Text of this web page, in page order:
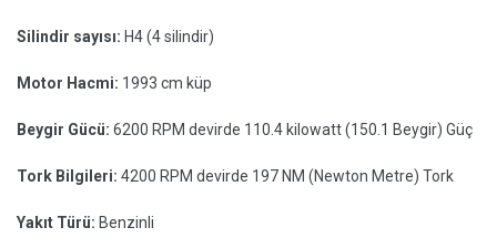
Silindir sayısı: H4 (4 silindir)
Motor Hacmi: 1993 cm küp
Beygir Gücü: 6200 RPM devirde 110.4 kilowatt (150.1 Beygir) Güç
Tork Bilgileri: 4200 RPM devirde 197 NM (Newton Metre) Tork
Yakıt Türü: Benzinli